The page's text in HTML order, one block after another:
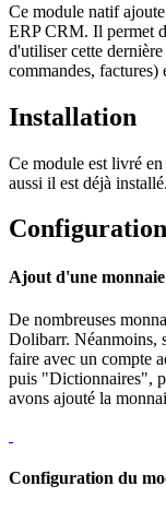
Ce module natif
ERP CRM. Il permet
d'utiliser cette
commandes, factures)
Installation
Ce module est livré
aussi il est déjà installé.
Configuration
Ajout d'une monnaie
De nombreuses
Dolibarr. Néanmoins,
faire avec un compte
puis "Dictionnaires",
avons ajouté la
Configuration du